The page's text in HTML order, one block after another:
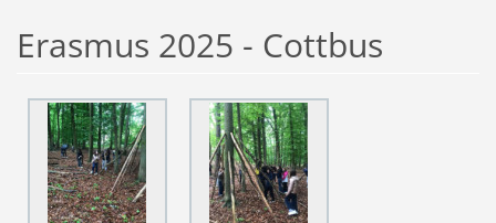
Erasmus 2025 - Cottbus